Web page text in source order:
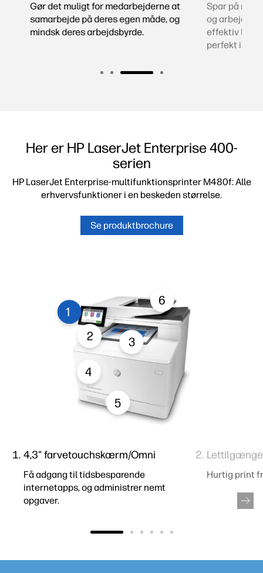
Gør det muligt for medarbejderne at
samarbejde på deres egen måde, og
mindsk deres arbejdsbyrde.
Spar på
og
effektiv
perfekt ind.
Her er HP LaserJet Enterprise 400-
serien
HP LaserJet Enterprise-multifunktionsprinter M480f: Alle
erhvervsfunktioner i en beskeden størrelse.
Se produktbrochure
1
2
3
4
5
6
4,3" farvetouchskærm/Omni
Få adgang til tidsbesparende
internetapps, og administrer nemt
opgaver.
Hurtig print